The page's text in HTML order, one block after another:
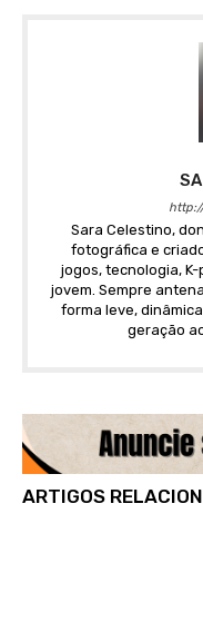
Sara Celestino,
fotográfica e
jogos, tecnologia,
jovem. Sempre
forma leve,
geração
ARTIGOS